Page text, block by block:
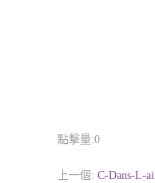
點擊量:0
上一個: C-Dans-L-